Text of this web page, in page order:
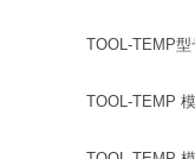
TOOL-TEMP型
TOOL-TEMP 模